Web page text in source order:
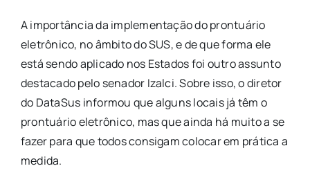
A importância da implementação do prontuário
eletrônico, no âmbito do SUS, e de que forma ele
está sendo aplicado nos Estados foi outro assunto
destacado pelo senador Izalci. Sobre isso, o diretor
do DataSus informou que alguns locais já têm o
prontuário eletrônico, mas que ainda há muito a se
fazer para que todos consigam colocar em prática a
medida.